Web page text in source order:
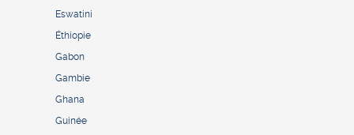
Eswatini
Éthiopie
Gabon
Gambie
Ghana
Guinée